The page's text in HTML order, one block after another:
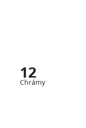
12
Chrámy